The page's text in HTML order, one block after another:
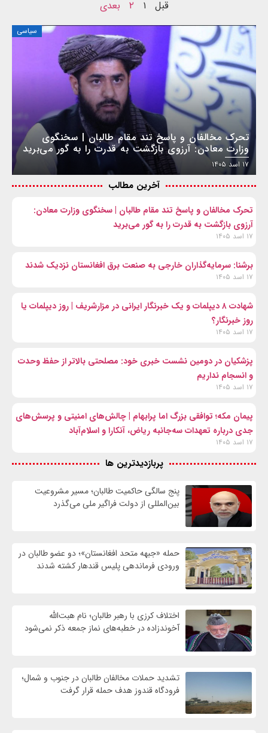
قبل ۱ ۲ بعدی
سیاسی
تحرک مخالفان و پاسخ تند مقام طالبان | سخنگوی
وزارت معادن: آرزوی بازگشت به قدرت را به گور می‌برید
۱۷ اسد ۱۴۰۵
آخرین مطالب
تحرک مخالفان و پاسخ تند مقام طالبان | سخنگوی وزارت معادن:
آرزوی بازگشت به قدرت را به گور می‌برید
۱۷ اسد ۱۴۰۵
برشنا: سرمایه‌گذاران خارجی به صنعت برق افغانستان نزدیک شدند
۱۷ اسد ۱۴۰۵
شهادت ۸ دیپلمات و یک خبرنگار ایرانی در مزارشریف | روز دیپلمات یا
روز خبرنگار؟
۱۷ اسد ۱۴۰۵
پزشکیان در دومین نشست خبری خود: مصلحتی بالاتر از حفظ وحدت
و انسجام نداریم
۱۷ اسد ۱۴۰۵
پیمان مکه؛ توافقی بزرگ اما پرابهام | چالش‌های امنیتی و پرسش‌های
جدی درباره تعهدات سه‌جانبه ریاض، آنکارا و اسلام‌آباد
۱۷ اسد ۱۴۰۵
پربازدیدترین ها
پنج سالگی حاکمیت طالبان؛ مسیر مشروعیت
بین‌المللی از دولت فراگیر ملی می‌گذرد
حمله «جبهه متحد افغانستان»؛ دو عضو طالبان در
ورودی فرماندهی پلیس قندهار کشته شدند
اختلاف کرزی با رهبر طالبان؛ نام هبت‌الله
آخوندزاده در خطبه‌های نماز جمعه ذکر نمی‌شود
تشدید حملات مخالفان طالبان در جنوب و شمال؛
فرودگاه قندوز هدف حمله قرار گرفت